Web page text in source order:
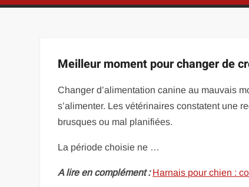
Meilleur moment pour changer de
Changer d’alimentation canine au mauvais
s’alimenter. Les vétérinaires constatent une
brusques ou mal planifiées.
La période choisie ne …
A lire en complément : Harnais pour chien :